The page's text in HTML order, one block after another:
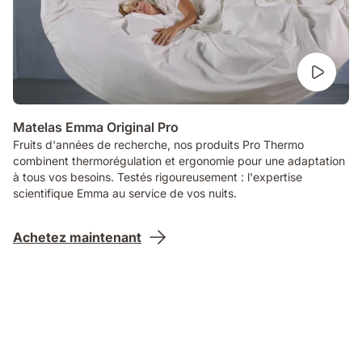
Matelas Emma Original Pro
Fruits d'années de recherche, nos produits Pro Thermo
combinent thermorégulation et ergonomie pour une adaptation
à tous vos besoins. Testés rigoureusement : l'expertise
scientifique Emma au service de vos nuits.
Achetez maintenant